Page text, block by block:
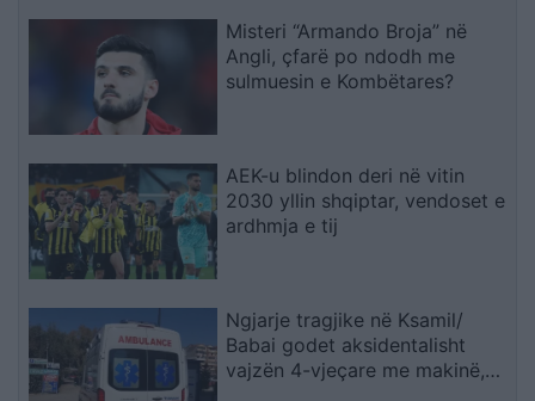
Misteri “Armando Broja” në
Angli, çfarë po ndodh me
sulmuesin e Kombëtares?
AEK-u blindon deri në vitin
2030 yllin shqiptar, vendoset e
ardhmja e tij
Ngjarje tragjike në Ksamil/
Babai godet aksidentalisht
vajzën 4-vjeçare me makinë,